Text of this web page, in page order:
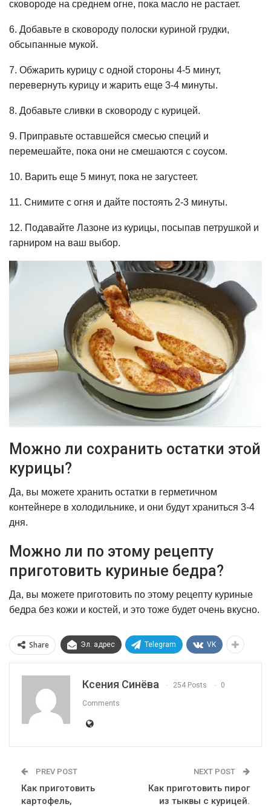
сковороде на среднем огне, пока масло не растает.
6. Добавьте в сковороду полоски куриной грудки,
обсыпанные мукой.
7. Обжарить курицу с одной стороны 4-5 минут,
перевернуть курицу и жарить еще 3-4 минуты.
8. Добавьте сливки в сковороду с курицей.
9. Приправьте оставшейся смесью специй и
перемешайте, пока они не смешаются с соусом.
10. Варить еще 5 минут, пока не загустеет.
11. Снимите с огня и дайте постоять 2-3 минуты.
12. Подавайте Лазоне из курицы, посыпав петрушкой и
гарниром на ваш выбор.
Можно ли сохранить остатки этой
курицы?
Да, вы можете хранить остатки в герметичном
контейнере в холодильнике, и они будут храниться 3-4
дня.
Можно ли по этому рецепту
приготовить куриные бедра?
Да, вы можете приготовить по этому рецепту куриные
бедра без кожи и костей, и это тоже будет очень вкусно.
Share Эл. адрес Telegram VK
Ксения Синёва 254 Posts 0
Comments
PREV POST
Как приготовить
картофель,
NEXT POST
Как приготовить пирог
из тыквы с курицей.